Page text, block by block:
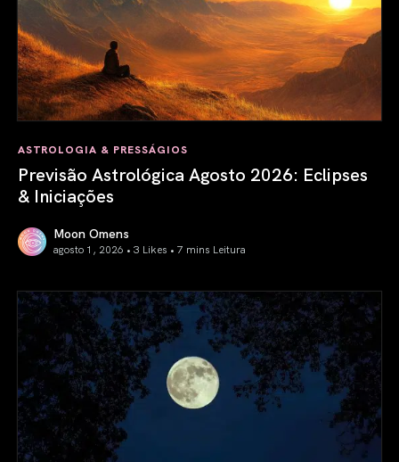
ASTROLOGIA & PRESSÁGIOS
Previsão Astrológica Agosto 2026: Eclipses
& Iniciações
Moon Omens
agosto 1, 2026 • 3 Likes • 7 mins Leitura